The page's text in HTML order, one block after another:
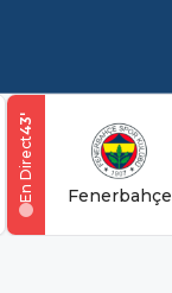
Fenerbahçe
43
'
En Direct